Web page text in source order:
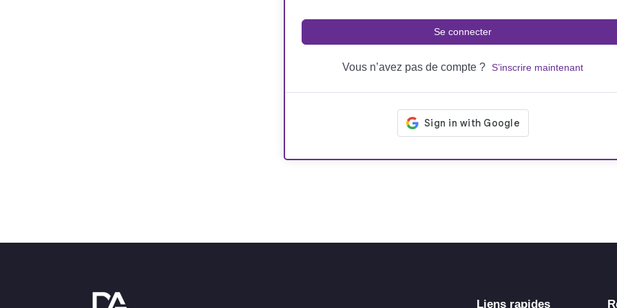
Se connecter
Vous n’avez pas de compte ? S’inscrire maintenant
Liens rapides